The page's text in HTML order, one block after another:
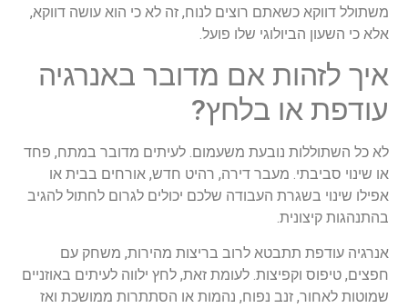
משתולל דווקא כשאתם רוצים לנוח, זה לא כי הוא עושה דווקא,
אלא כי השעון הביולוגי שלו פועל.
איך לזהות אם מדובר באנרגיה
עודפת או בלחץ?
לא כל השתוללות נובעת משעמום. לעיתים מדובר במתח, פחד
או שינוי סביבתי. מעבר דירה, רהיט חדש, אורחים בבית או
אפילו שינוי בשגרת העבודה שלכם יכולים לגרום לחתול להגיב
בהתנהגות קיצונית.
אנרגיה עודפת תתבטא לרוב בריצות מהירות, משחק עם
חפצים, טיפוס וקפיצות לעומת זאת, לחץ ילווה לעיתים באוזניים
שמוטות לאחור, זנב נפוח, נהמות או הסתתרות ממושכת ואז